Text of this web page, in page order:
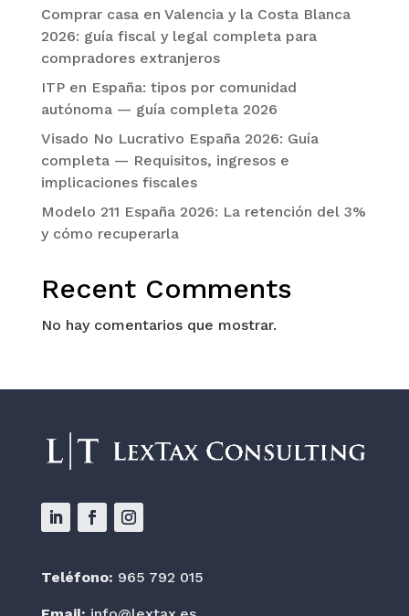
Comprar casa en Valencia y la Costa Blanca
2026: guía fiscal y legal completa para
compradores extranjeros
ITP en España: tipos por comunidad
autónoma — guía completa 2026
Visado No Lucrativo España 2026: Guía
completa — Requisitos, ingresos e
implicaciones fiscales
Modelo 211 España 2026: La retención del 3%
y cómo recuperarla
Recent Comments
No hay comentarios que mostrar.
Teléfono: 965 792 015